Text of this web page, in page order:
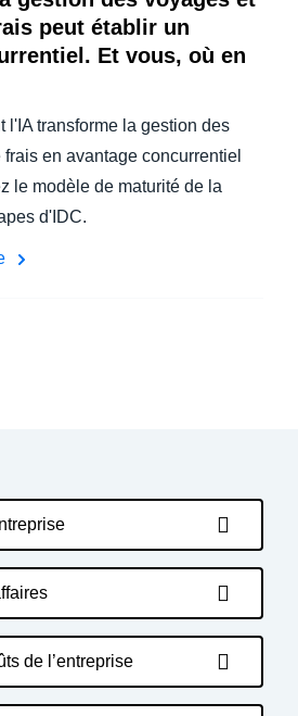
peut établir un
Et vous, où en
l'IA transforme la gestion des
en avantage concurrentiel
le modèle de maturité de la
d'IDC.
de l’entreprise